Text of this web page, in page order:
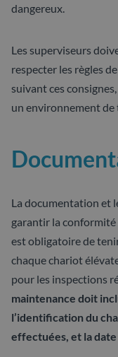
dangereux.
Les superviseurs
respecter les règles
suivant ces
un environnement de
La documentation et
garantir la conformité
est obligatoire de
chaque chariot
pour les inspections
maintenance doit
l’identification du
effectuées, et la